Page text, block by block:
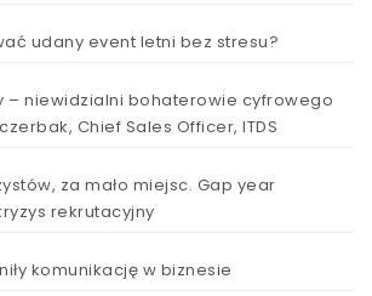
udany event letni bez stresu?
– niewidzialni bohaterowie cyfrowego
Chief Sales Officer, ITDS
za mało miejsc. Gap year
rekrutacyjny
komunikację w biznesie